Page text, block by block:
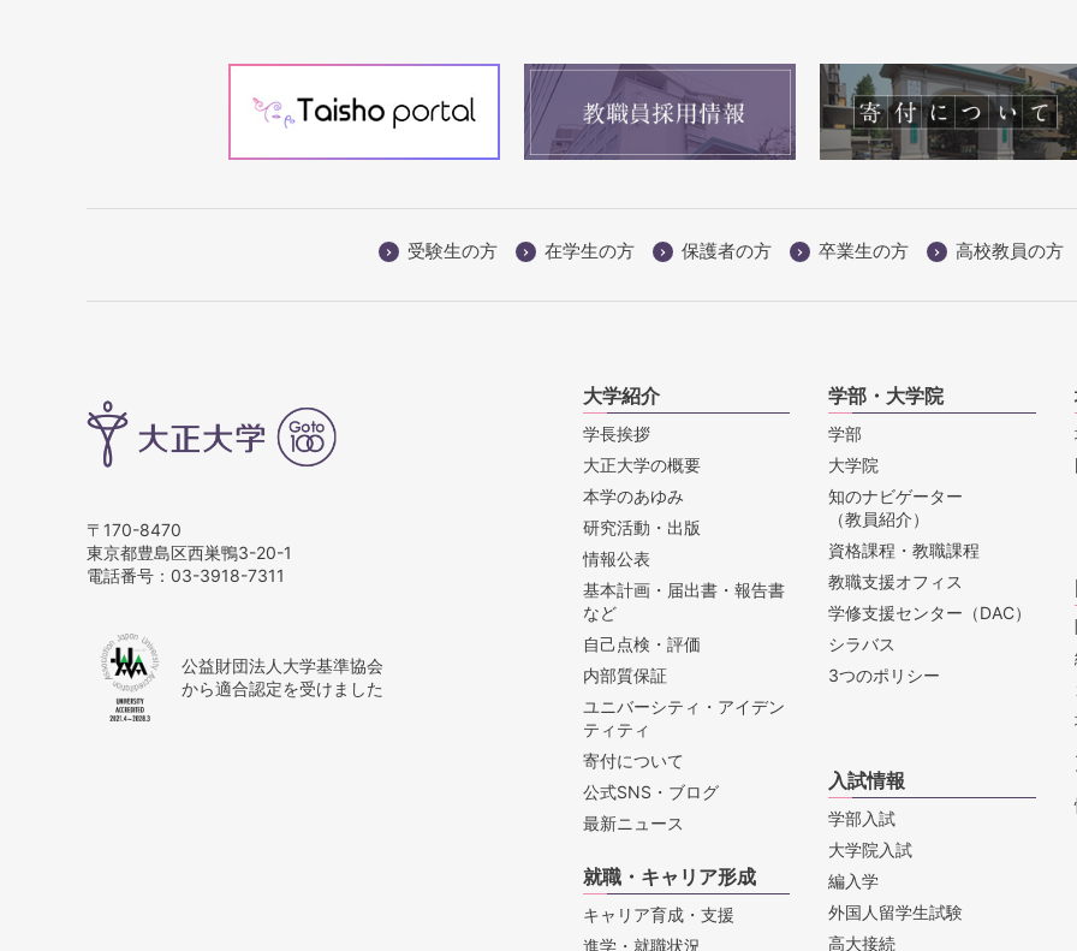
受験生の方 在学生の方 保護者の方 卒業生の方 高校教員の方
〒170-8470
東京都豊島区西巣鴨3-20-1
電話番号： 03-3918-7311
公益財団法人大学基準協会
から適合認定を受けました
大学紹介
学長挨拶
大正大学の概要
本学のあゆみ
研究活動・出版
情報公表
基本計画・届出書・報告書
など
自己点検・評価
内部質保証
ユニバーシティ・アイデン
ティティ
寄付について
公式SNS・ブログ
最新ニュース
学部・大学院
学部
大学院
知のナビゲーター
（教員紹介）
資格課程・教職課程
教職支援オフィス
学修支援センター（DAC）
シラバス
3つのポリシー
就職・キャリア形成
キャリア育成・支援
進学・就職状況
入試情報
学部入試
大学院入試
編入学
外国人留学生試験
高大接続